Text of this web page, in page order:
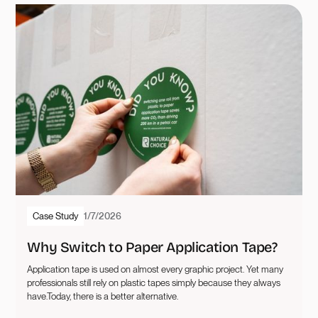
Case Study 1/7/2026
Why Switch to Paper Application Tape?
Application tape is used on almost every graphic project. Yet many
professionals still rely on plastic tapes simply because they always
have.Today, there is a better alternative.